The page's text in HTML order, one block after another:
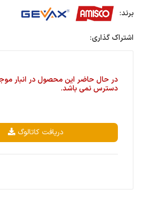
برند:
اشتراک گذاری:
در حال حاضر این محصول در انبار
دسترس نمی باشد.
دریافت کاتالوگ